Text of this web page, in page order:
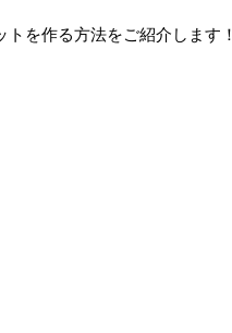
を作る方法をご紹介します！